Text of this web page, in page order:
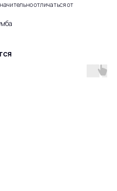
отличаться от